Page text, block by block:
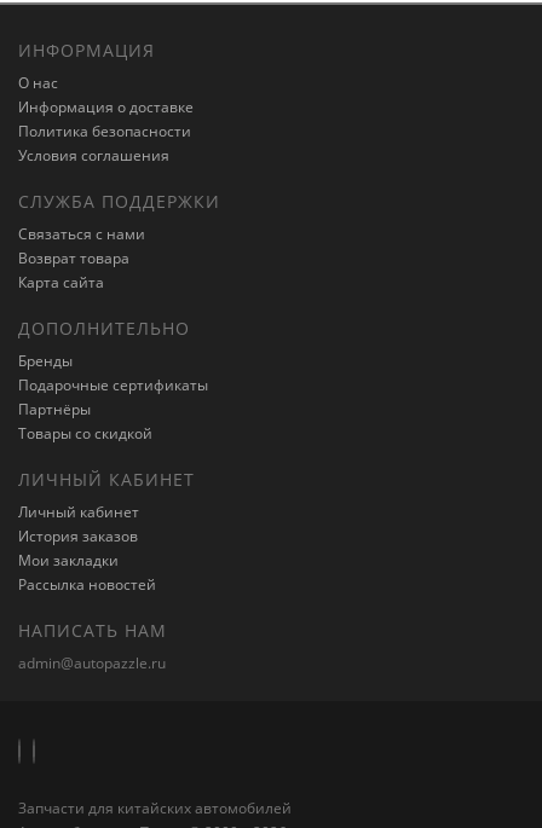
ИНФОРМАЦИЯ
О нас
Информация о доставке
Политика безопасности
Условия соглашения
СЛУЖБА ПОДДЕРЖКИ
Связаться с нами
Возврат товара
Карта сайта
ДОПОЛНИТЕЛЬНО
Бренды
Подарочные сертификаты
Партнёры
Товары со скидкой
ЛИЧНЫЙ КАБИНЕТ
Личный кабинет
История заказов
Мои закладки
Рассылка новостей
НАПИСАТЬ НАМ
admin@autopazzle.ru
Запчасти для китайских автомобилей